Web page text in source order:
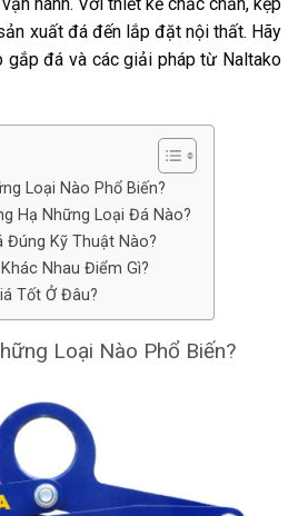
xuất đá đến lắp đặt nội thất. Hãy
gắp đá và các giải pháp từ Naltako
Loại Nào Phổ Biến?
Hạ Những Loại Đá Nào?
Đúng Kỹ Thuật Nào?
Nhau Điểm Gì?
Tốt Ở Đâu?
Loại Nào Phổ Biến?